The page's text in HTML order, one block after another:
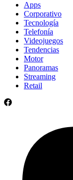
Apps
Corporativo
Tecnología
Telefonía
Videojuegos
Tendencias
Motor
Panoramas
Streaming
Retail